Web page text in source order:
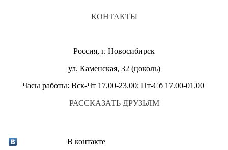
КОНТАКТЫ
Россия, г. Новосибирск
ул. Каменская, 32 (цоколь)
Часы работы: Вск-Чт 17.00-23.00; Пт-Сб 17.00-01.00
РАССКАЗАТЬ ДРУЗЬЯМ
В контакте